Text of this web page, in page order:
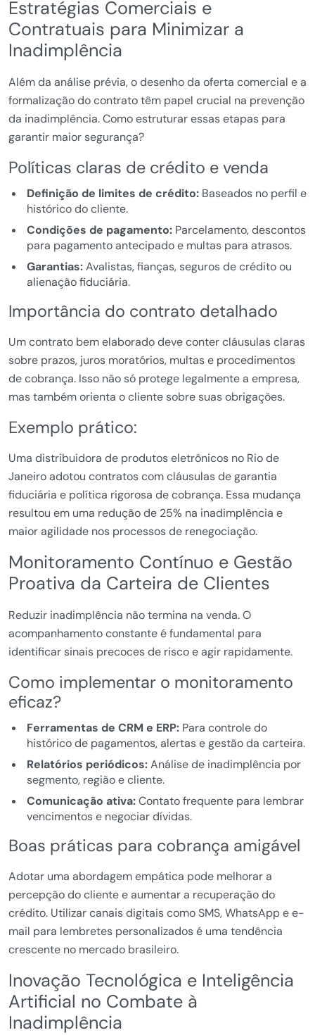
Estratégias Comerciais e
Contratuais para Minimizar a
Inadimplência
Além da análise prévia, o desenho da oferta comercial e a
formalização do contrato têm papel crucial na prevenção
da inadimplência. Como estruturar essas etapas para
garantir maior segurança?
Políticas claras de crédito e venda
Definição de limites de crédito:Baseados no perfil e
histórico do cliente.
Condições de pagamento:Parcelamento, descontos
para pagamento antecipado e multas para atrasos.
Garantias:Avalistas, fianças, seguros de crédito ou
alienação fiduciária.
Importância do contrato detalhado
Um contrato bem elaborado deve conter cláusulas claras
sobre prazos, juros moratórios, multas e procedimentos
de cobrança. Isso não só protege legalmente a empresa,
mas também orienta o cliente sobre suas obrigações.
Exemplo prático:
Uma distribuidora de produtos eletrônicos no Rio de
Janeiro adotou contratos com cláusulas de garantia
fiduciária e política rigorosa de cobrança. Essa mudança
resultou em uma redução de 25% na inadimplência e
maior agilidade nos processos de renegociação.
Monitoramento Contínuo e Gestão
Proativa da Carteira de Clientes
Reduzir inadimplência não termina na venda. O
acompanhamento constante é fundamental para
identificar sinais precoces de risco e agir rapidamente.
Como implementar o monitoramento
eficaz?
Ferramentas de CRM e ERP:Para controle do
histórico de pagamentos, alertas e gestão da carteira.
Relatórios periódicos:Análise de inadimplência por
segmento, região e cliente.
Comunicação ativa:Contato frequente para lembrar
vencimentos e negociar dívidas.
Boas práticas para cobrança amigável
Adotar uma abordagem empática pode melhorar a
percepção do cliente e aumentar a recuperação do
crédito. Utilizar canais digitais como SMS, WhatsApp e e-
mail para lembretes personalizados é uma tendência
crescente no mercado brasileiro.
Inovação Tecnológica e Inteligência
Artificial no Combate à
Inadimplência